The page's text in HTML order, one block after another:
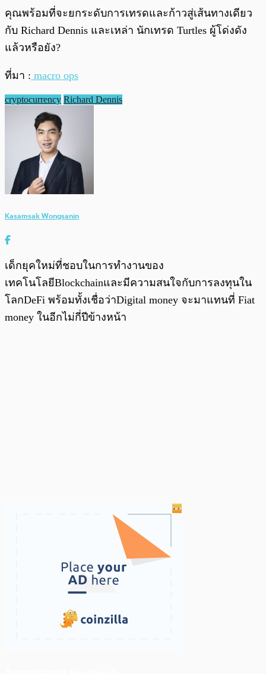
คุณพร้อมที่จะยกระดับการเทรดและก้าวสู่เส้นทางเดียว
กับ Richard Dennis และเหล่า นักเทรด Turtles ผู้โด่งดัง
แล้วหรือยัง?
ที่มา : macro ops
cryptocurrency Richard Dennis
Kasamsak Wongsanin
เด็กยุคใหม่ที่ชอบในการทำงานของ
เทคโนโลยีBlockchainและมีความสนใจกับการลงทุนใน
โลกDeFi พร้อมทั้งเชื่อว่าDigital money จะมาแทนที่ Fiat
money ในอีกไม่กี่ปีข้างหน้า